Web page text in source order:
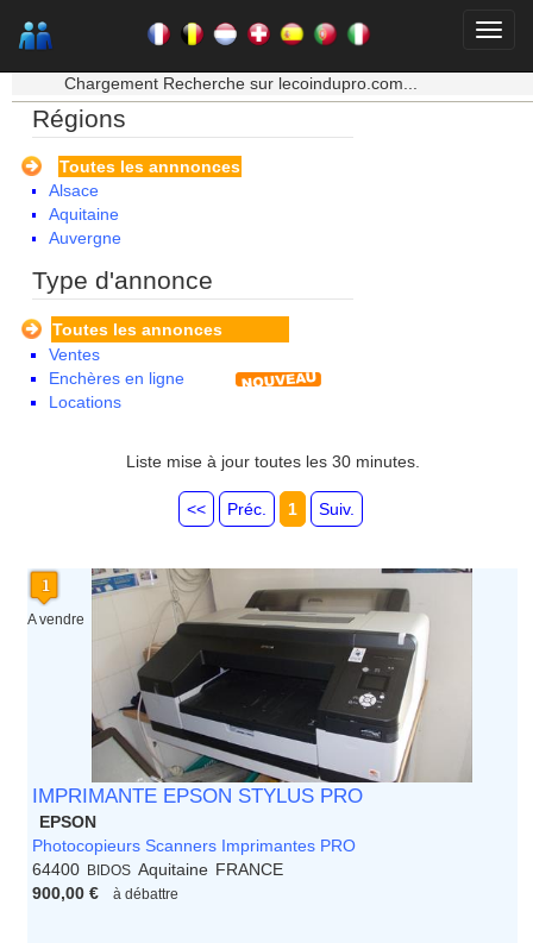
Chargement Recherche sur lecoindupro.com...
Régions
Toutes les annnonces
Alsace
Aquitaine
Auvergne
Bourgogne
Centre
Champagne Ardenne
Corse
Franche Comte - Suisse
Limousin
Lorraine
Martinique
Midi Pyrenees - Espagne -
Nord Pas de Calais - Belgique -
Pays Bas
Pays de la Loire
Picardie
Poitou Charentes
Principauté de Monaco
Provence Alpes Cote d'Azur -
Italie
Rhone Alpes
Type d'annonce
Toutes les annonces
Ventes
Enchères en ligne
Locations
Liste mise à jour toutes les 30 minutes.
<< Préc. 1 Suiv.
A vendre
IMPRIMANTE EPSON STYLUS PRO
EPSON
Photocopieurs Scanners Imprimantes PRO
64400 BIDOS Aquitaine FRANCE
900,00 €
à débattre